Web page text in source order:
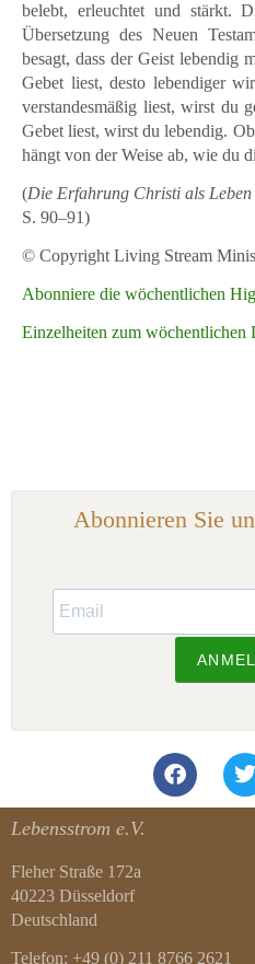
belebt, erleuchtet und stärkt.
Übersetzung des Neuen
besagt, dass der Geist lebendig
Gebet liest, desto lebendiger
verstandesmäßig liest, wirst du
Gebet liest, wirst du lebendig.
hängt von der Weise ab, wie du
(Die Erfahrung Christi als
S. 90–91)
© Copyright Living Stream
Abonniere die wöchentlichen
Einzelheiten zum wöchentlichen
Abonnieren Sie
Lebensstrom e.V.
Fleher Straße 172a
40223 Düsseldorf
Deutschland
Telefon: +49 (0) 211 8766 2621